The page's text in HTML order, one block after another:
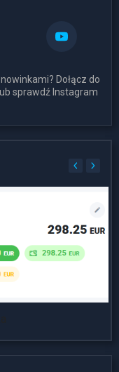
Dołącz do
sprawdź Instagram